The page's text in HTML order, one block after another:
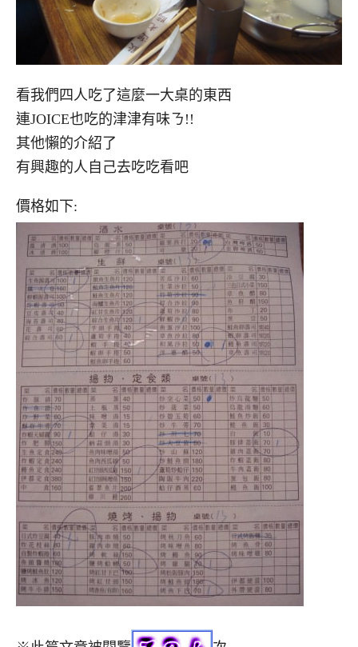
看我們四人吃了這麼一大桌的東西
連JOICE也吃的津津有味ㄋ!!
其他懶的介紹了
有興趣的人自己去吃吃看吧
價格如下: